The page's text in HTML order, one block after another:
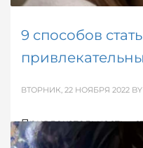
9 способов
ВТОРНИК, 22 НОЯБРЯ 2022 BY
Привлекательность -
может быть